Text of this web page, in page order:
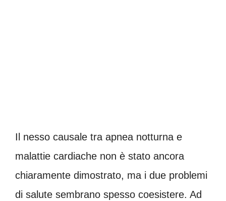
Il nesso causale tra apnea notturna e
malattie cardiache non è stato ancora
chiaramente dimostrato, ma i due problemi
di salute sembrano spesso coesistere. Ad